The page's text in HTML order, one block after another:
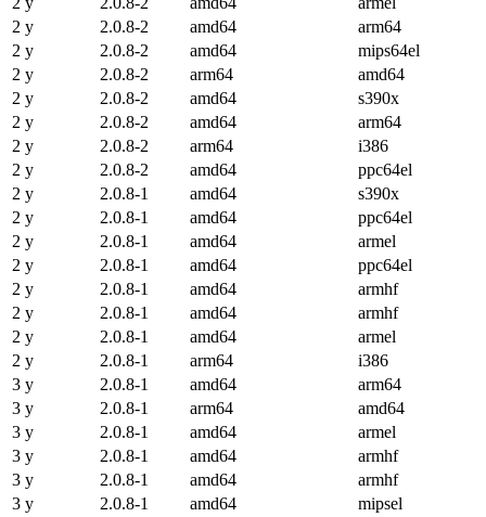
2 y
2.0.8-2 amd64
arm64
2 y
2.0.8-2 amd64
mips64el
2 y
2.0.8-2 arm64
amd64
2 y
2.0.8-2 amd64
s390x
2 y
2.0.8-2 amd64
arm64
2 y
2.0.8-2 arm64
i386
2 y
2.0.8-2 amd64
ppc64el
2 y
2.0.8-1 amd64
s390x
2 y
2.0.8-1 amd64
ppc64el
2 y
2.0.8-1 amd64
armel
2 y
2.0.8-1 amd64
ppc64el
2 y
2.0.8-1 amd64
armhf
2 y
2.0.8-1 amd64
armhf
2 y
2.0.8-1 amd64
armel
2 y
2.0.8-1 arm64
i386
3 y
2.0.8-1 amd64
arm64
3 y
2.0.8-1 arm64
amd64
3 y
2.0.8-1 amd64
armel
3 y
2.0.8-1 amd64
armhf
3 y
2.0.8-1 amd64
armhf
3 y
2.0.8-1 amd64
mipsel